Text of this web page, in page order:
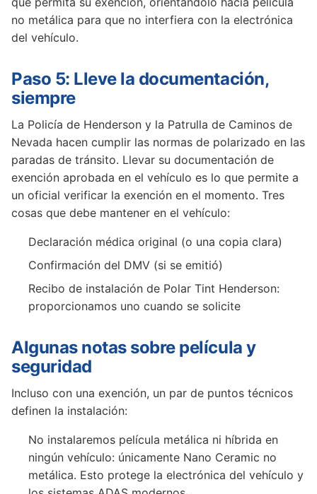
no metálica para que no interfiera con la electrónica
del vehículo.
Paso 5: Lleve la documentación,
siempre
La Policía de Henderson y la Patrulla de Caminos de
Nevada hacen cumplir las normas de polarizado en las
paradas de tránsito. Llevar su documentación de
exención aprobada en el vehículo es lo que permite a
un oficial verificar la exención en el momento. Tres
cosas que debe mantener en el vehículo:
Declaración médica original (o una copia clara)
Confirmación del DMV (si se emitió)
Recibo de instalación de Polar Tint Henderson:
proporcionamos uno cuando se solicite
Algunas notas sobre película y
seguridad
Incluso con una exención, un par de puntos técnicos
definen la instalación:
No instalaremos película metálica ni híbrida en
ningún vehículo: únicamente Nano Ceramic no
metálica. Esto protege la electrónica del vehículo y